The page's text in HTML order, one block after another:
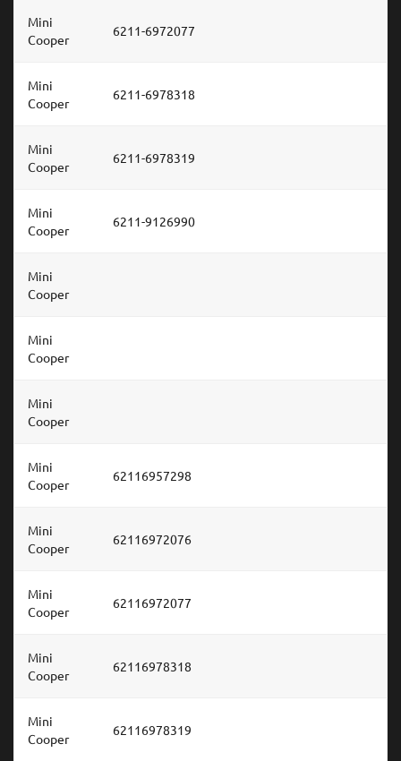
Mini
Cooper
6211-6972077
Mini
Cooper
6211-6978318
Mini
Cooper
6211-6978319
Mini
Cooper
6211-9126990
Mini
Cooper
Mini
Cooper
Mini
Cooper
Mini
Cooper
62116957298
Mini
Cooper
62116972076
Mini
Cooper
62116972077
Mini
Cooper
62116978318
Mini
Cooper
62116978319